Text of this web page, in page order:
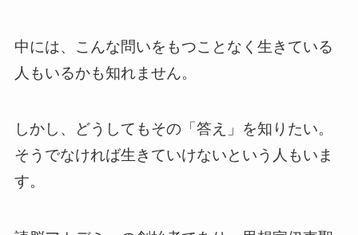
中には、こんな問いをもつことなく生きている
人もいるかも知れません。
しかし、どうしてもその「答え」を知りたい。
そうでなければ生きていけないという人もいま
す。